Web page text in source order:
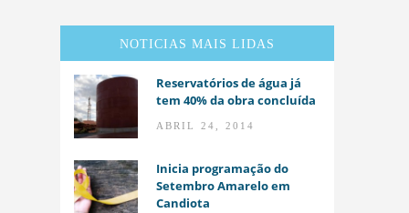
NOTICIAS MAIS LIDAS
Reservatórios de água já
tem 40% da obra concluída
ABRIL 24, 2014
Inicia programação do
Setembro Amarelo em
Candiota